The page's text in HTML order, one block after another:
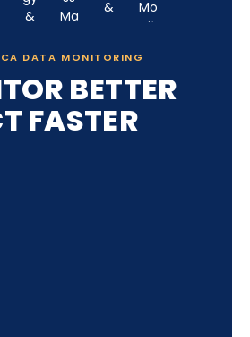
DATA MONITORING
BETTER
FASTER